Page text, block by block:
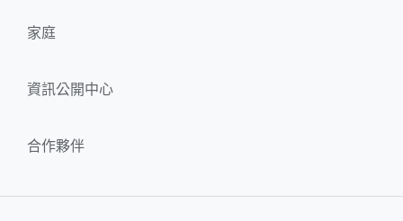
d
e
家庭
資訊​公開​中心
合作​夥伴